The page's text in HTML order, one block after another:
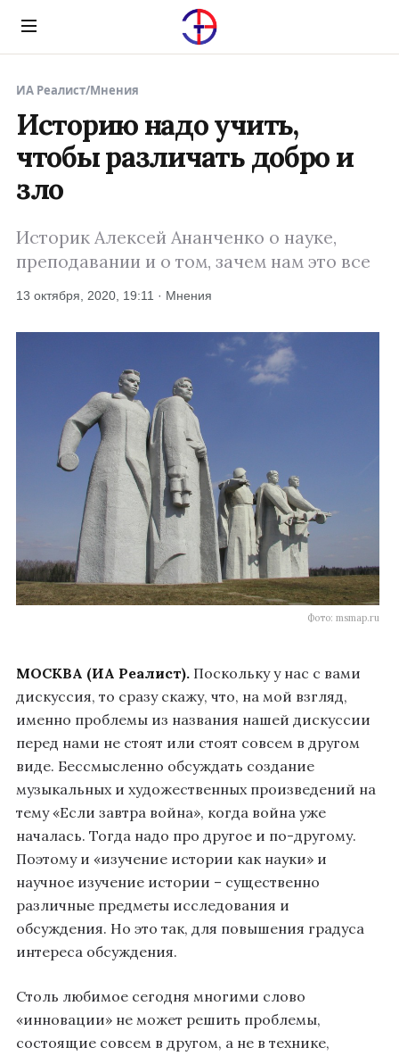
Menu
ИА Реалист/Мнения
Историю надо учить,
чтобы различать добро и
зло
Историк Алексей Ананченко о науке,
преподавании и о том, зачем нам это все
13 октября, 2020, 19:11 · Мнения
Фото: msmap.ru
МОСКВА (ИА Реалист). Поскольку у нас с вами
дискуссия, то сразу скажу, что, на мой взгляд,
именно проблемы из названия нашей дискуссии
перед нами не стоят или стоят совсем в другом
виде. Бессмысленно обсуждать создание
музыкальных и художественных произведений на
тему «Если завтра война», когда война уже
началась. Тогда надо про другое и по-другому.
Поэтому и «изучение истории как науки» и
научное изучение истории – существенно
различные предметы исследования и
обсуждения. Но это так, для повышения градуса
интереса обсуждения.
Столь любимое сегодня многими слово
«инновации» не может решить проблемы,
состоящие совсем в другом, а не в технике,